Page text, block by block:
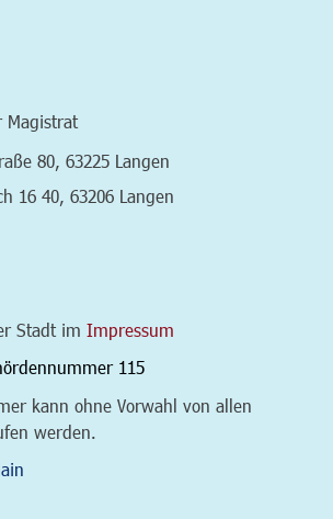
Magistrat
Navigation
80 63225 Langen
16 40, 63206 Langen
Stadt im Impressum
115
kann ohne Vorwahl von allen
werden.